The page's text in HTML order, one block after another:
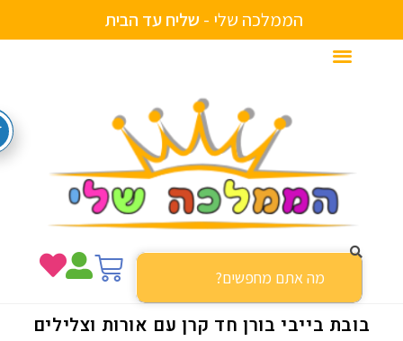
הממלכה שלי -ש ל חעדהבי ת
בובת בייבי בורן חד קרן עם אורות וצלילים